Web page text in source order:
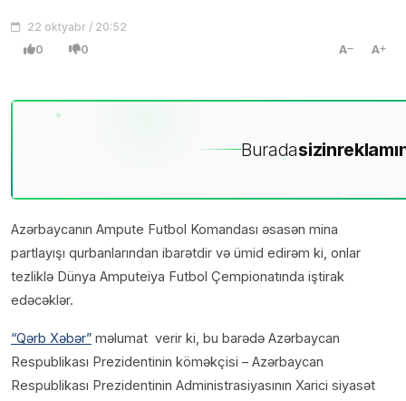
22 oktyabr / 20:52
0 0 A A
Buradasizin
Azərbaycanın Ampute Futbol Komandası əsasən mina
partlayışı qurbanlarından ibarətdir və ümid edirəm ki, onlar
tezliklə Dünya Amputeiya Futbol Çempionatında iştirak
edəcəklər.
“Qərb Xəbər” məlumat verir ki, bu barədə Azərbaycan
Respublikası Prezidentinin köməkçisi – Azərbaycan
Respublikası Prezidentinin Administrasiyasının Xarici siyasət